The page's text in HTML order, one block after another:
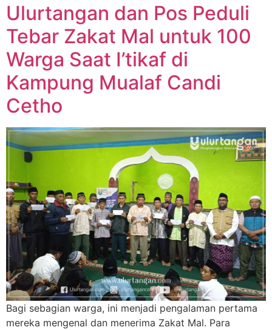
Ulurtangan dan Pos Peduli
Tebar Zakat Mal untuk 100
Warga Saat I’tikaf di
Kampung Mualaf Candi
Cetho
Bagi sebagian warga, ini menjadi pengalaman pertama
mereka mengenal dan menerima Zakat Mal. Para